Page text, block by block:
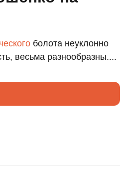
болота неуклонно
весьма разнообразны....